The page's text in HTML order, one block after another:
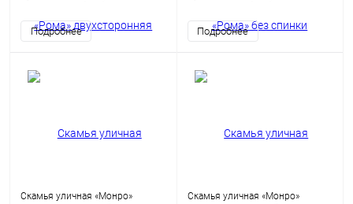
Подробнее Подробнее
Скамья уличная «Монро»
Скамья уличная «Монро»